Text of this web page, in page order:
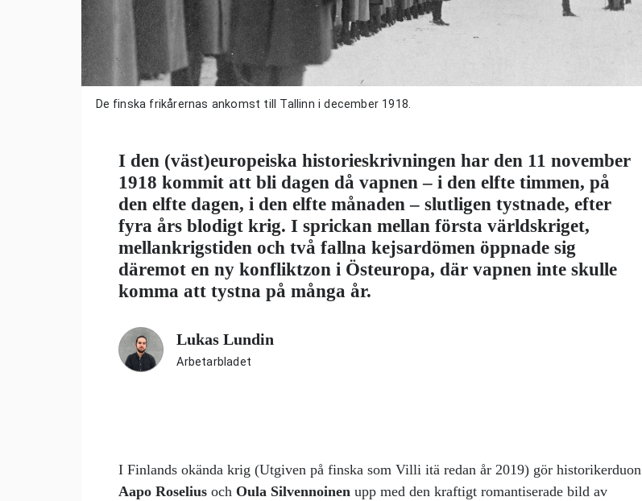
De finska frikårernas ankomst till Tallinn i december 1918.
I den (väst)europeiska historieskrivningen har den 11 november
1918 kommit att bli dagen dåvapnen – i den elfte timmen, på
den elfte dagen, i den elfte månaden – slutligen tystnade, efter
fyraårs blodigt krig. I sprickan mellan första världskriget,
mellankrigstiden och två fallna kejsardömenöppnade sig
däremot en ny konfliktzon i Östeuropa, där vapnen inte skulle
komma att tystna påmånga år.
Lukas Lundin
Arbetarbladet
I Finlands okända krig (Utgiven på finska som Villi itä redan år 2019) gör historikerduon
Aapo Roselius och Oula Silvennoinen upp med den kraftigt romantiserade bild av